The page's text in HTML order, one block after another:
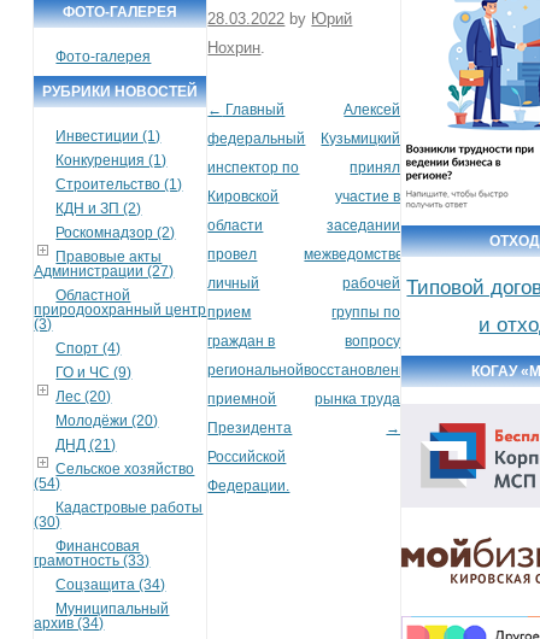
ФОТО-ГАЛЕРЕЯ
Фото-галерея
РУБРИКИ НОВОСТЕЙ
Инвестиции (1)
Конкуренция (1)
Строительство (1)
КДН и ЗП (2)
Роскомнадзор (2)
Правовые акты
Администрации (27)
Областной
природоохранный центр
(3)
Спорт (4)
ГО и ЧС (9)
Лес (20)
Молодёжи (20)
ДНД (21)
Сельское хозяйство
(54)
Кадастровые работы
(30)
Финансовая
грамотность (33)
Соцзащита (34)
Муниципальный
архив (34)
28.03.2022 by Юрий
Нохрин
Post navigation
← Главный
федеральный
инспектор по
Кировской
области
провел
личный
прием
граждан в
региональной
приемной
Президента
Российской
Федерации.
Алексей
Кузьмицкий
принял
участие в
заседании
межведомственной
рабочей
группы по
вопросу
восстановления
рынка труда
→
Типовой
и
КОГАУ